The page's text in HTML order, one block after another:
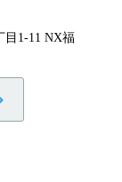
目1-11 NX福